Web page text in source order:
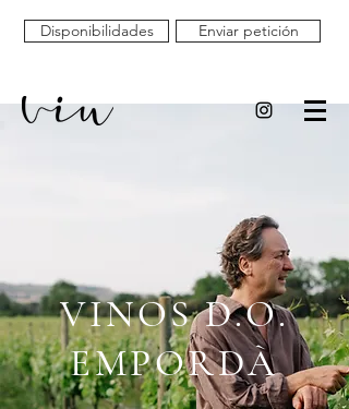
Disponibilidades Enviar petición
VINOS D.O.
EMPORDÀ